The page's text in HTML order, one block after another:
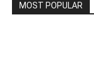
MOST POPULAR